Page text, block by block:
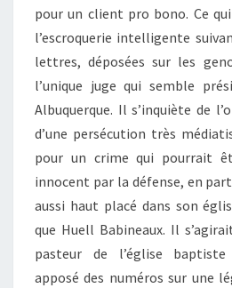
pour un client pro bono. Ce
l’escroquerie intelligente
lettres, déposées sur les
l’unique juge qui semble
Albuquerque. Il s’inquiète de
d’une persécution très
pour un crime qui pourrait
innocent par la défense, en
aussi haut placé dans son
que Huell Babineaux. Il
pasteur de l’église
apposé des numéros sur une